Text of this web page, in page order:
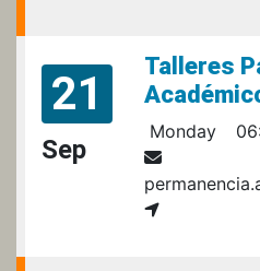
21
Sep
Talleres
Monday